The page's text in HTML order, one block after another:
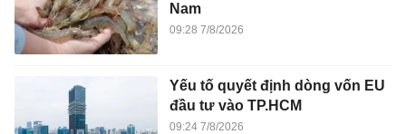
Nam
09:28 7/8/2026
Yếu tố quyết định dòng vốn EU
đầu tư vào TP.HCM
09:24 7/8/2026